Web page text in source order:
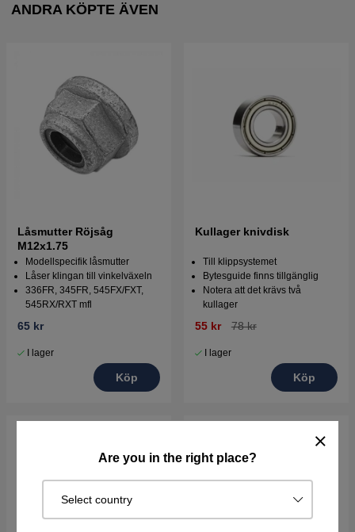
Are you in the right place?
Select country
ANDRA KÖPTE ÄVEN
Låsmutter Röjsåg
M12x1.75
Modellspecifik låsmutter
Låser klingan till vinkelväxeln
336FR, 345FR, 545FX/FXT,
545RX/RXT mfl
65 kr
I lager
Köp
Kullager knivdisk
Till klippsystemet
Bytesguide finns tillgänglig
Notera att det krävs två
kullager
55 kr 78 kr
I lager
Köp